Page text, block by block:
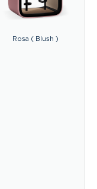
Rosa ( Blush )